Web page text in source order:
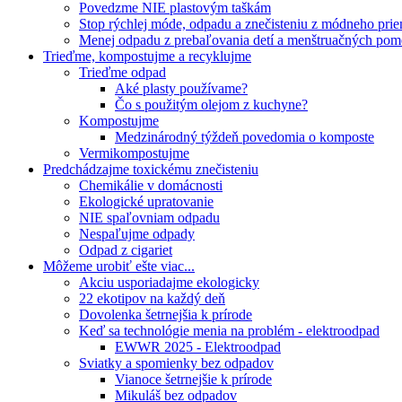
Povedzme NIE plastovým taškám
Stop rýchlej móde, odpadu a znečisteniu z módneho
Menej odpadu z prebaľovania detí a menštruačných
Trieďme, kompostujme a recyklujme
Trieďme odpad
Aké plasty používame?
Čo s použitým olejom z kuchyne?
Kompostujme
Medzinárodný týždeň povedomia o komposte
Vermikompostujme
Predchádzajme toxickému znečisteniu
Chemikálie v domácnosti
Ekologické upratovanie
NIE spaľovniam odpadu
Nespaľujme odpady
Odpad z cigariet
Môžeme urobiť ešte viac...
Akciu usporiadajme ekologicky
22 ekotipov na každý deň
Dovolenka šetrnejšia k prírode
Keď sa technológie menia na problém - elektroodpad
EWWR 2025 - Elektroodpad
Sviatky a spomienky bez odpadov
Vianoce šetrnejšie k prírode
Mikuláš bez odpadov